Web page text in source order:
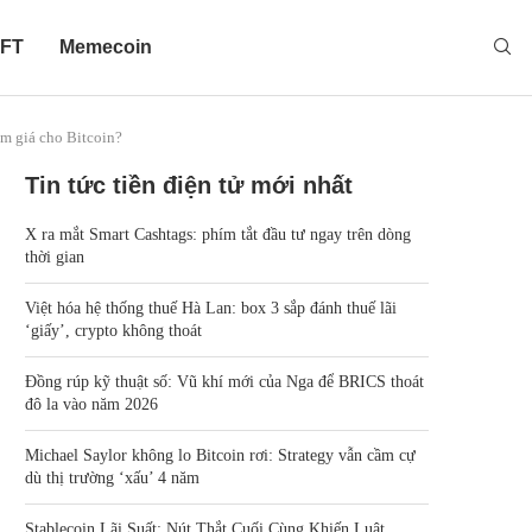
Memecoin
giá cho Bitcoin?
Tin tức tiền điện tử mới nhất
X ra mắt Smart Cashtags: phím tắt đầu tư ngay trên dòng
thời gian
Việt hóa hệ thống thuế Hà Lan: box 3 sắp đánh thuế lãi
‘giấy’, crypto không thoát
Đồng rúp kỹ thuật số: Vũ khí mới của Nga để BRICS thoát
đô la vào năm 2026
Michael Saylor không lo Bitcoin rơi: Strategy vẫn cầm cự
dù thị trường ‘xấu’ 4 năm